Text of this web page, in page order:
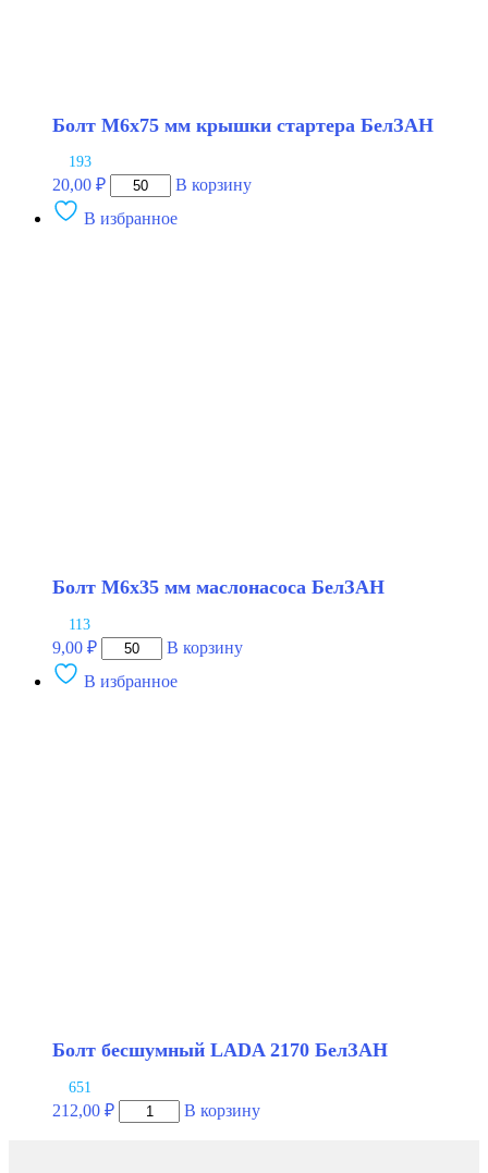
Болт М6х75 мм крышки стартера БелЗАН
193
20,00 ₽
Количество
товара
Болт
В корзину
В избранное
Болт М6х35 мм маслонасоса БелЗАН
113
9,00 ₽
Количество
товара
Болт
В корзину
В избранное
Болт бесшумный LADA 2170 БелЗАН
651
212,00 ₽
Количество
товара
В корзину